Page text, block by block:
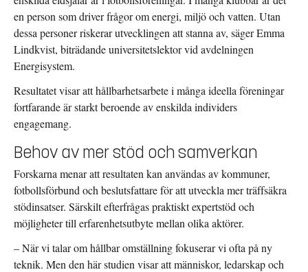
en person som driver frågor om energi, miljö och vatten. Utan
dessa personer riskerar utvecklingen att stanna av, säger Emma
Lindkvist, biträdande universitetslektor vid avdelningen
Energisystem.
Resultatet visar att hållbarhetsarbete i många ideella föreningar
fortfarande är starkt beroende av enskilda individers
engagemang.
Behov av mer stöd och samverkan
Forskarna menar att resultaten kan användas av kommuner,
fotbollsförbund och beslutsfattare för att utveckla mer träffsäkra
stödinsatser. Särskilt efterfrågas praktiskt expertstöd och
möjligheter till erfarenhetsutbyte mellan olika aktörer.
– När vi talar om hållbar omställning fokuserar vi ofta på ny
teknik. Men den här studien visar att människor, ledarskap och